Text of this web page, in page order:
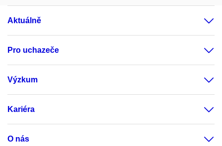
Aktuálně
Pro uchazeče
Výzkum
Kariéra
O nás